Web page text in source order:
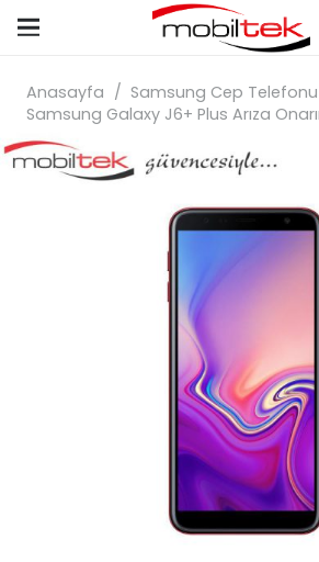
Anasayfa / Samsung Cep
Samsung Galaxy J6+ Plus Arıza